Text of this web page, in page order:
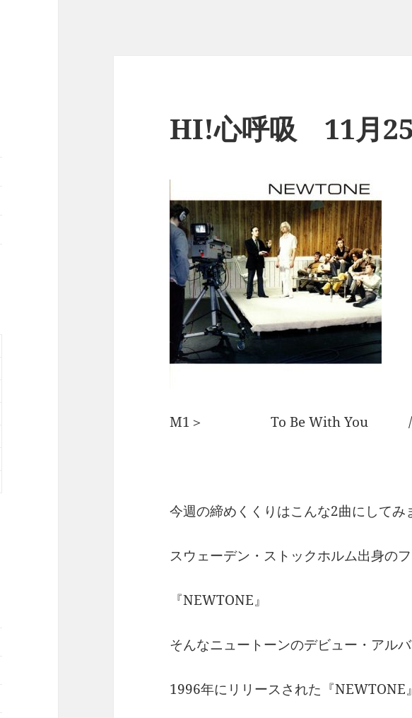
HI!心呼吸 11月
M1＞ To Be With You /
今週の締めくくりはこんな2曲にしてみ
スウェーデン・ストックホルム出身の
『NEWTONE』
そんなニュートーンのデビュー・アル
1996年にリリースされた『NEWTONE